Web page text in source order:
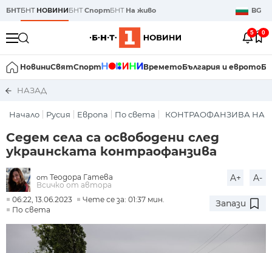
БНТБНТ НОВИНИБНТСпортБНТ На живо BG
5 0
НовиниСвятСпорт ВреметоБългария и еврото
НАЗАД
Начало Русия Европа По света КОНТРАОФАНЗИВА НА
Седем села са освободени след
украинската контраофанзива
от Теодора Гатева
Всичко от автора
A+ A-
06:22, 13.06.2023
Чете се за: 01:37 мин.
По света
Запази